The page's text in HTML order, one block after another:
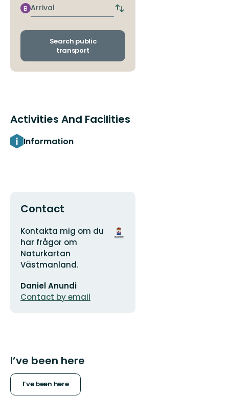
stop
Arrival
B
Switch
and
Search public
transport
Activities And Facilities
Information
Contact
Address
Kontakta mig om du
har frågor om
Naturkartan
Västmanland.
address
Daniel Anundi
Contact by email
Organization
logotype
I’ve been here
I’ve been here